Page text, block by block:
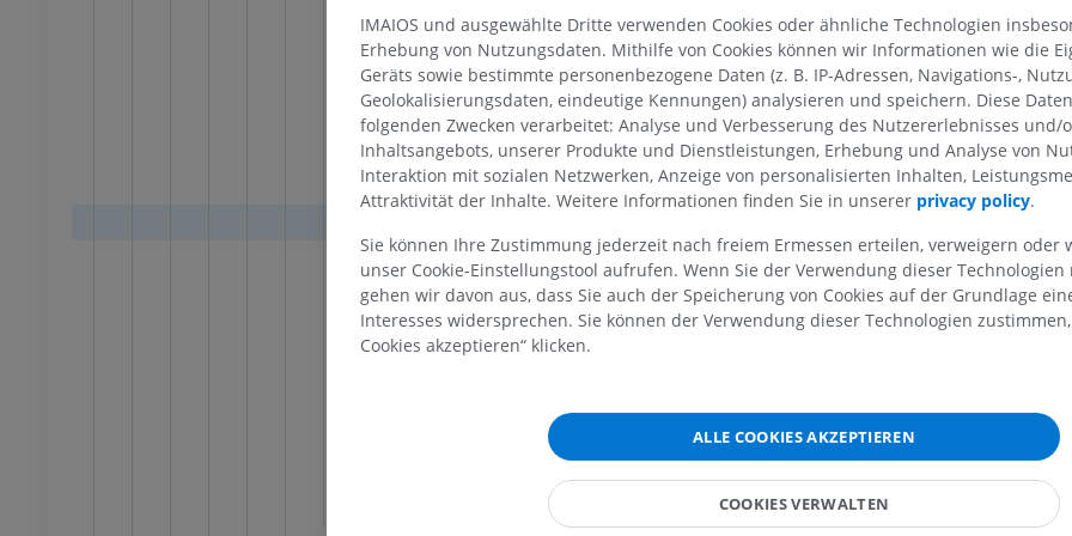
Vestibularkerne
Kerne des Trapezkörpers
Oberer Olivenkern
Zellgruppen der seitlichen Schleifenbahn
Gesichtsnervenkern
Abduzenskern
Oberer Speichelkern
Tränenkern
Zentrale graue Substanz der Brücke
Weiße Substanz der Brückenhaube
Zustand beeinträchtigt den
kann eine Kieferdeviation
beispielsweise der motorische
Drillingsnervs auf der rechten
rechte Drillingsnerv
der Kiefer zur schwächeren
nach rechts), was auf eine
Drillingsnerv-Parese hinweist.
deutet eine Kieferdeviation
linksseitiges Problem hin.
Darüber hinaus innervieren die
desmotorischen Kerns des
eine entscheidende Funktion: Er
Bewegung des Hammers, um
Schwingungen als Reaktion auf
zu verhindern. Ist der motorische
Drillingsnervs beeinträchtigt,
SPRUNGGELENK-FUSS
Fußwurzel-MRT
MRT Vorfuß
OBERE GLIEDMASSE
MRT der oberen Extremität
MRT
MRT der Schulter
MRT
UNTERE GLIEDMASSE
Untere
Abbildungen
unteren
MRT der
PREMIUM
IMAIOS und ausgewählte Dritte verwenden Cookies oder ähnliche Technologien
Erhebung von Nutzungsdaten. Mithilfe von Cookies können wir Informationen wie die
Geräts sowie bestimmte personenbezogene Daten (z. B. IP-Adressen, Navigations-,
Geolokalisierungsdaten, eindeutige Kennungen) analysieren und speichern. Diese
folgenden Zwecken verarbeitet: Analyse und Verbesserung des Nutzererlebnisses und/
Inhaltsangebots, unserer Produkte und Dienstleistungen, Erhebung und Analyse von
Interaktion mit sozialen Netzwerken, Anzeige von personalisierten Inhalten,
Attraktivität der Inhalte. Weitere Informationen finden Sie in unserer privacy policy.
Sie können Ihre Zustimmung jederzeit nach freiem Ermessen erteilen, verweigern oder
unser Cookie-Einstellungstool aufrufen. Wenn Sie der Verwendung dieser
gehen wir davon aus, dass Sie auch der Speicherung von Cookies auf der Grundlage
Interesses widersprechen. Sie können der Verwendung dieser Technologien
Cookies akzeptieren“ klicken.
ALLE COOKIES AKZEPTIEREN
COOKIES VERWALTEN